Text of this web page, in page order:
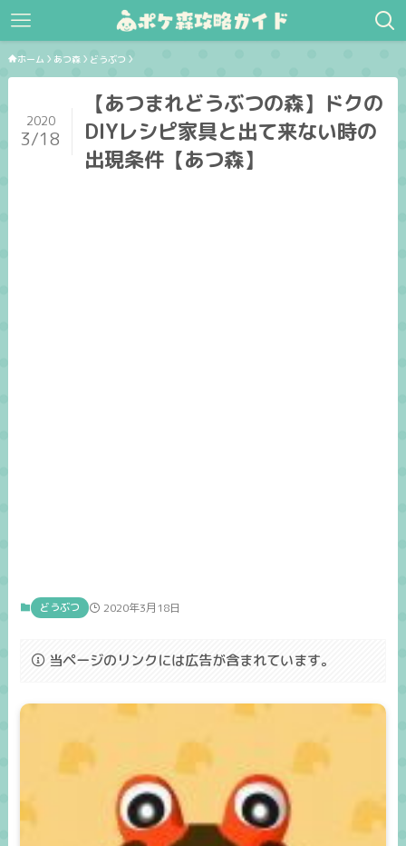
ホーム あつ森 どうぶつ
【あつまれどうぶつの森】ドクの
DIYレシピ家具と出て来ない時の
出現条件【あつ森】
2020
3/18
どうぶつ 2020年3月18日
当ページのリンクには広告が含まれています。